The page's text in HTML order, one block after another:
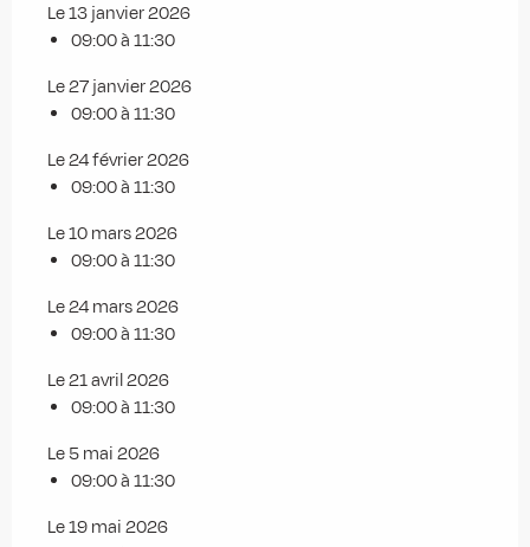
Le 13 janvier 2026
09:00 à 11:30
Le 27 janvier 2026
09:00 à 11:30
Le 24 février 2026
09:00 à 11:30
Le 10 mars 2026
09:00 à 11:30
Le 24 mars 2026
09:00 à 11:30
Le 21 avril 2026
09:00 à 11:30
Le 5 mai 2026
09:00 à 11:30
Le 19 mai 2026